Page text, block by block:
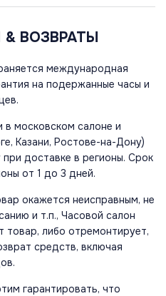
& ВОЗВРАТЫ
международная
на подержанные часы и
московском салоне и
Казани, Ростове-на-Дону)
доставке в регионы. Срок
от 1 до 3 дней.
окажется неисправным, не
и т.п., Часовой салон
товар, либо отремонтирует,
средств, включая
гарантировать, что